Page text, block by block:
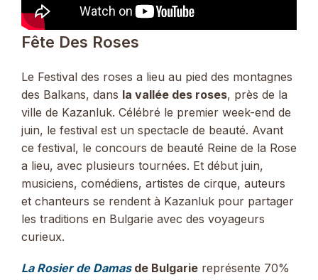
Fête Des Roses
Le Festival des roses a lieu au pied des montagnes
des Balkans, dans la vallée des roses, près de la
ville de Kazanluk. Célébré le premier week-end de
juin, le festival est un spectacle de beauté. Avant
ce festival, le concours de beauté Reine de la Rose
a lieu, avec plusieurs tournées. Et début juin,
musiciens, comédiens, artistes de cirque, auteurs
et chanteurs se rendent à Kazanluk pour partager
les traditions en Bulgarie avec des voyageurs
curieux.
La Rosier de Damasde Bulgarie représente 70%